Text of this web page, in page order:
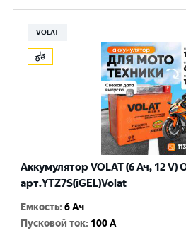
VOLAT
Аккумулятор VOLAT (6 Ач, 12 V)
арт.YTZ7S(iGEL)Volat
Емкость:6 Ач
Пусковой ток: 100 A